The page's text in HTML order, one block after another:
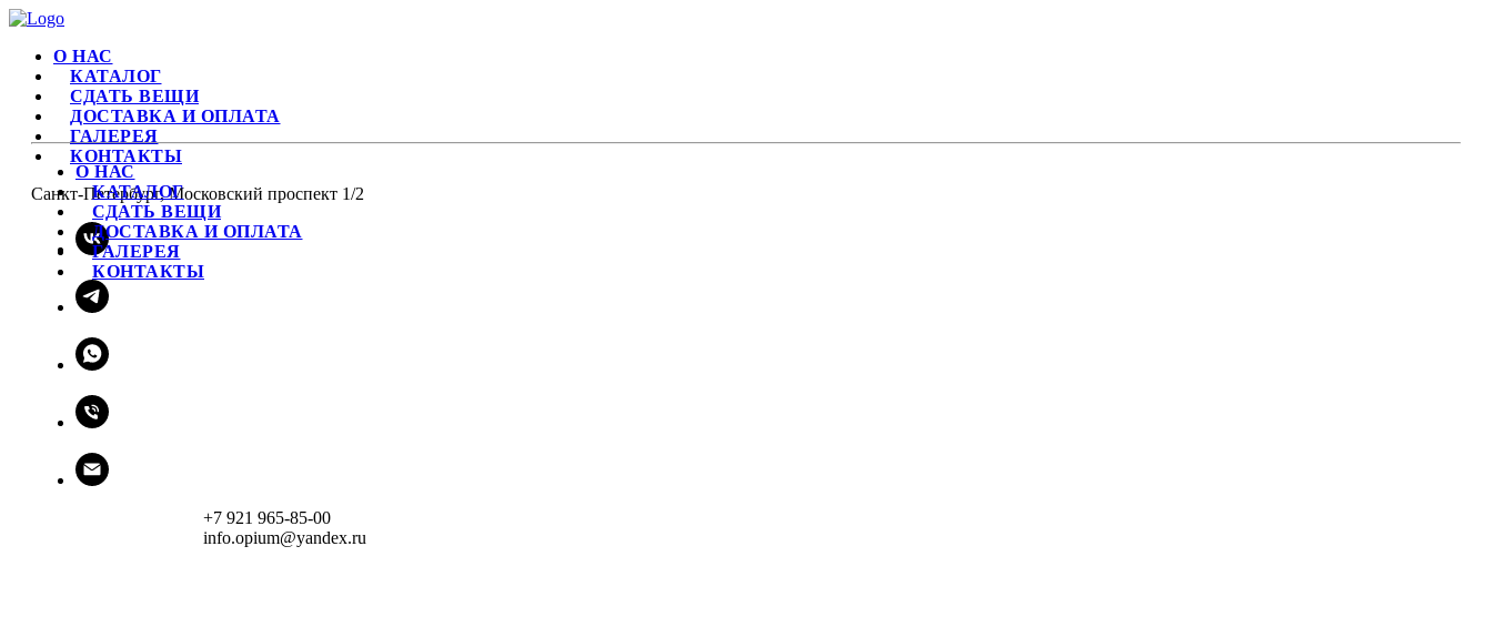
О НАС
КАТАЛОГ
СДАТЬ ВЕЩИ
ДОСТАВКА И ОПЛАТА
ГАЛЕРЕЯ
КОНТАКТЫ
Санкт-Петербург, Московский проспект 1/2
+7 921 965-85-00
info.opium@yandex.ru
О НАС
КАТАЛОГ
СДАТЬ ВЕЩИ
ДОСТАВКА И ОПЛАТА
ГАЛЕРЕЯ
КОНТАКТЫ